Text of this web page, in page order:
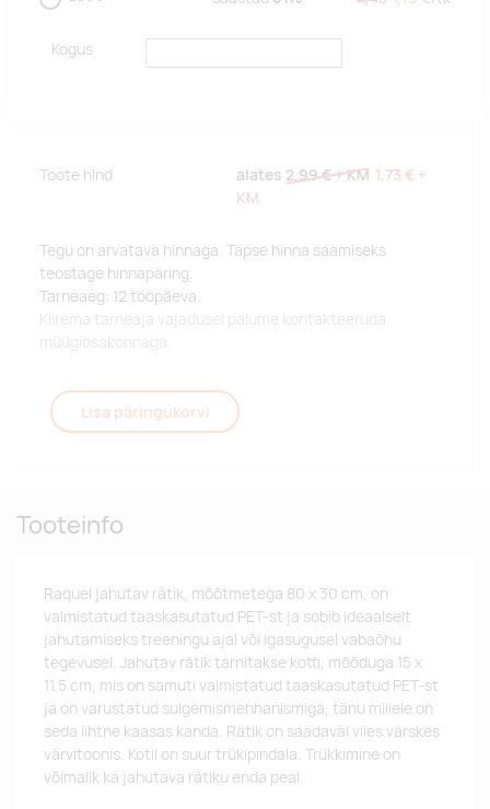
Kogus
Toote hind alates 2,99 €+ KM 1,73 € +
KM
Tegu on arvatava hinnaga. Täpse hinna saamiseks
teostage hinnapäring.
Tarneaeg: 12 tööpäeva.
Kiirema tarneaja vajadusel palume kontakteeruda
müügiosakonnaga.
Lisa päringukorvi
Tooteinfo
Raquel jahutav rätik, mõõtmetega 80 x 30 cm, on
valmistatud taaskasutatud PET-st ja sobib ideaalselt
jahutamiseks treeningu ajal või igasugusel vabaõhu
tegevusel. Jahutav rätik tarnitakse kotti, mõõduga 15 x
11.5 cm, mis on samuti valmistatud taaskasutatud PET-st
ja on varustatud sulgemismehhanismiga, tänu millele on
seda lihtne kaasas kanda. Rätik on saadaval viies värskes
värvitoonis. Kotil on suur trükipindala. Trükkimine on
võimalik ka jahutava rätiku enda peal.